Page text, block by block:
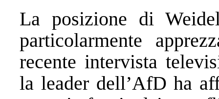
La posizione di
particolarmente
recente intervista
la leader dell’AfD ha